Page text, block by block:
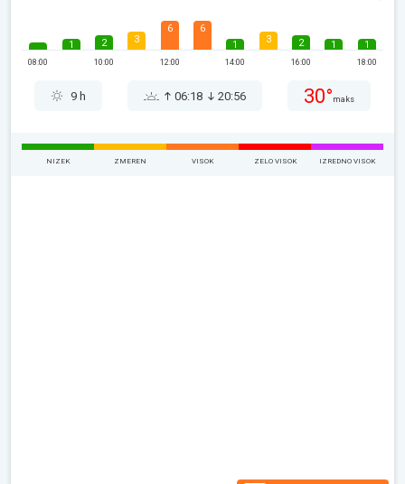
08:00
1 2
10:00
3
6
12:00
6
1
14:00
3 2
16:00
1 1
18:00
9 h 06:18 20:56 30° maks
NIZEK ZMEREN VISOK ZELO VISOK IZREDNO VISOK